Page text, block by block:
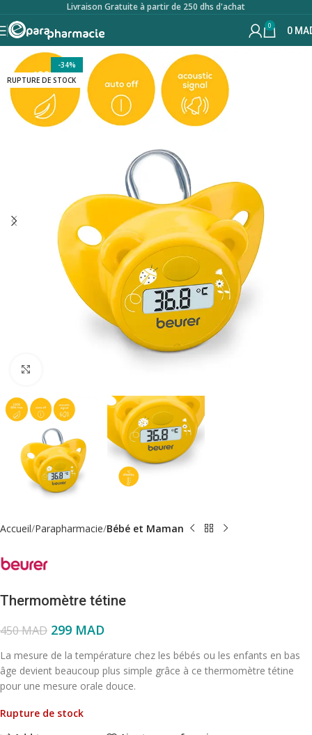
Livraison Gratuite à partir de 250 dhs d'achat
0 0
-34%
RUPTURE DE STOCK
Accueil Parapharmacie Bébé et Maman
Thermomètre tétine
450MAD 299 MAD
La mesure de la température chez les bébés ou les enfants en bas
âge devient beaucoup plus simple grâce à ce thermomètre tétine
pour une mesure orale douce.
Rupture de stock